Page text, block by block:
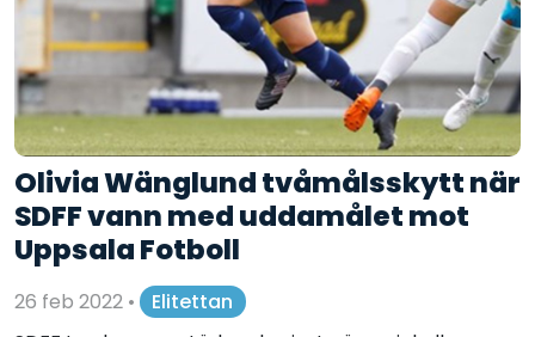
Olivia Wänglund tvåmålsskytt när
SDFF vann med uddamålet mot
Uppsala Fotboll
26 feb 2022 •
Elitettan